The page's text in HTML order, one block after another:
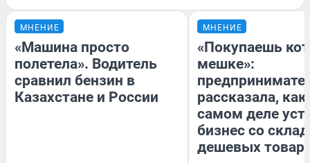
МНЕНИЕ
«Машина просто
полетела». Водитель
сравнил бензин в
Казахстане и России
МНЕНИЕ
«Покупаешь
мешке»:
рассказала, как
самом деле
бизнес со
дешевых